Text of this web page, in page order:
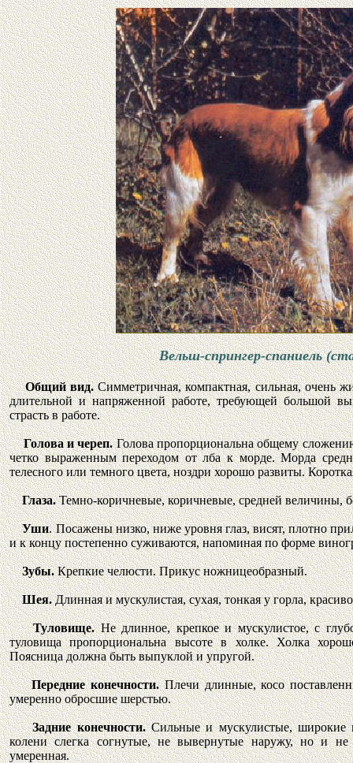
Вельш-спрингер-спаниель
Общий вид.Симметричная, компактная, сильная, очень
длительной и напряженной работе, требующей большой
страсть в работе.
Голова и череп.Голова пропорциональна общему
четко выраженным переходом от лба к морде. Морда
телесного или темного цвета, ноздри хорошо развиты.
Глаза.Темно-коричневые, коричневые, средней величины,
Уши. Посажены низко, ниже уровня глаз, висят, плотно
и к концу постепенно суживаются, напоминая по форме
Зубы.Крепкие челюсти. Прикус ножницеобразный.
Шея.Длинная и мускулистая, сухая, тонкая у горла,
Туловище.Не длинное, крепкое и мускулистое, с
туловища пропорциональна высоте в холке. Холка
Поясница должна быть выпуклой и упругой.
Передние конечности.Плечи длинные, косо
умеренно обросшие шерстью.
Задние конечности.Сильные и мускулистые,
колени слегка согнутые, не вывернутые наружу, но и не
умеренная.